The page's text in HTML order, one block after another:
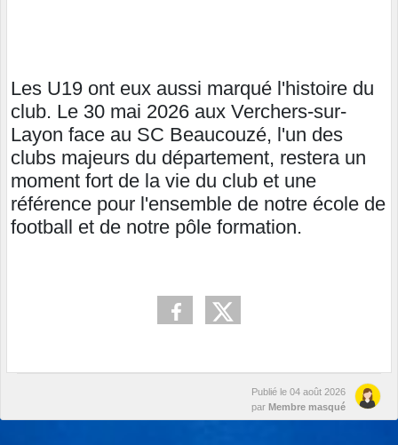
Les U19 ont eux aussi marqué l'histoire du
club. Le 30 mai 2026 aux Verchers-sur-
Layon face au SC Beaucouzé, l'un des
clubs majeurs du département, restera un
moment fort de la vie du club et une
référence pour l'ensemble de notre école de
football et de notre pôle formation.
Publié le 04 août 2026
par Membre masqué